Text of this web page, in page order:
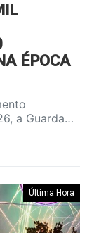
ÉPOCA
a Guarda…
Última Hora